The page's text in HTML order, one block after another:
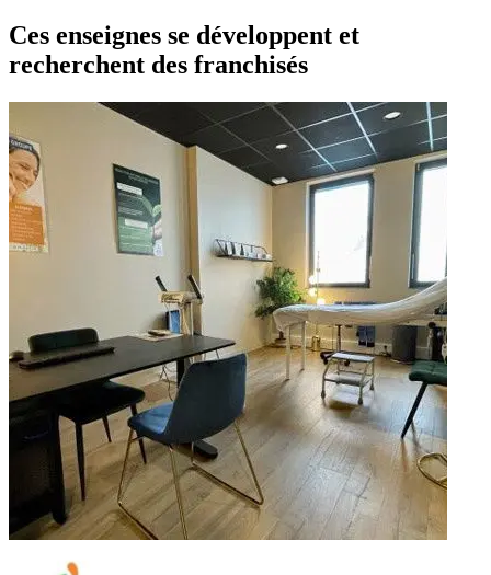
Ces enseignes se développent et
recherchent des franchisés